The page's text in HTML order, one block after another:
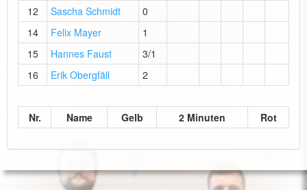
12
Sascha Schmidt
0
14
Felix Mayer
1
15
Hannes Faust
3/1
16
Erik Obergfäll 2
Nr. Name Gelb 2 Minuten Rot